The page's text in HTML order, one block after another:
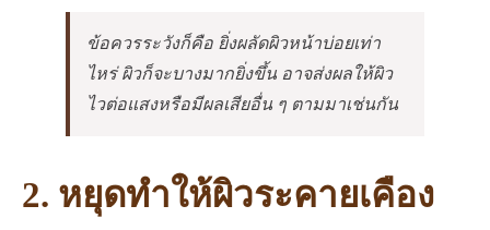
ข้อควรระวังก็คือ ยิ่งผลัดผิวหน้าบ่อยเท่า
ไหร่ ผิวก็จะบางมากยิ่งขึ้น อาจส่งผลให้ผิว
ไวต่อแสงหรือมีผลเสียอื่น ๆ ตามมาเช่นกัน
2. หยุดทำให้ผิวระคายเคือง